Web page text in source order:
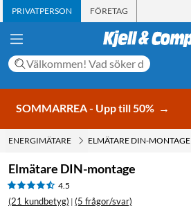
PRIVATPERSON FÖRETAG
SOMMARREA - Upp till 50% →
ENERGIMÄTARE ELMÄTARE DIN-MONTAGE
Elmätare DIN-montage
4.5
(21 kundbetyg) | (5 frågor/svar)